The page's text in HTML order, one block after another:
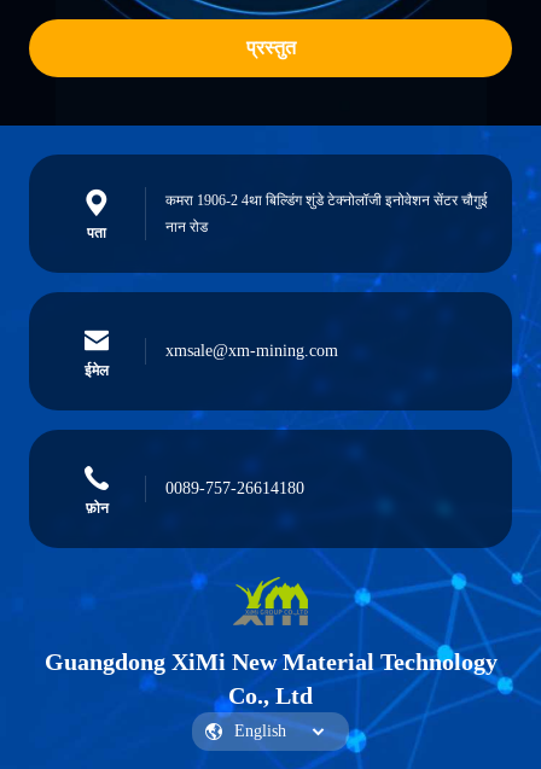
प्रस्तुत
पता
कमरा 1906-2 4था बिल्डिंग शुंडे टेक्नोलॉजी इनोवेशन सेंटर चौगुई
नान रोड
ईमेल
xmsale@xm-mining.com
फ़ोन
0089-757-26614180
Guangdong XiMi New Material Technology
Co., Ltd